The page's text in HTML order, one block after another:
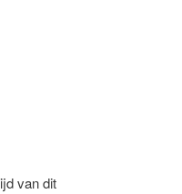
van dit